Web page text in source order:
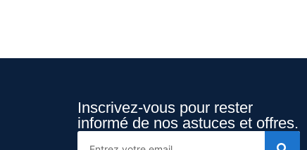
Inscrivez-vous pour rester
informé de nos astuces et offres.